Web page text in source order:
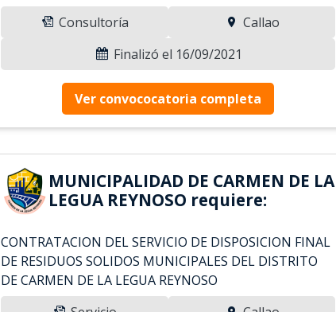
Consultoría
Callao
Finalizó el 16/09/2021
Ver convococatoria completa
MUNICIPALIDAD DE CARMEN DE LA
LEGUA REYNOSO requiere:
CONTRATACION DEL SERVICIO DE DISPOSICION FINAL
DE RESIDUOS SOLIDOS MUNICIPALES DEL DISTRITO
DE CARMEN DE LA LEGUA REYNOSO